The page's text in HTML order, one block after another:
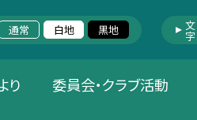
通常 白地 黒地 文字
り 委員会・クラブ活動